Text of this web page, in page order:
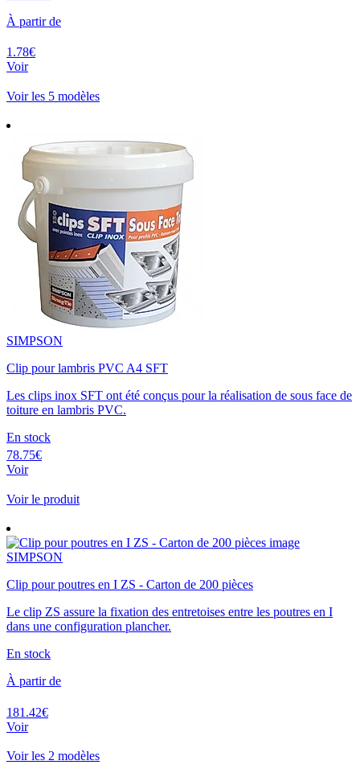
À partir de
1.78€
Voir
Voir les 5 modèles
SIMPSON
Clip pour lambris PVC A4 SFT
Les clips inox SFT ont été conçus pour la réalisation de sous face de
toiture en lambris PVC.
En stock
78.75€
Voir
Voir le produit
SIMPSON
Clip pour poutres en I ZS - Carton de 200 pièces
Le clip ZS assure la fixation des entretoises entre les poutres en I
dans une configuration plancher.
En stock
À partir de
181.42€
Voir
Voir les 2 modèles